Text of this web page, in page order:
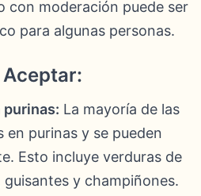
con moderación puede ser
para algunas personas.
purinas: La mayoría de las
en purinas y se pueden
Esto incluye verduras de
guisantes y champiñones.